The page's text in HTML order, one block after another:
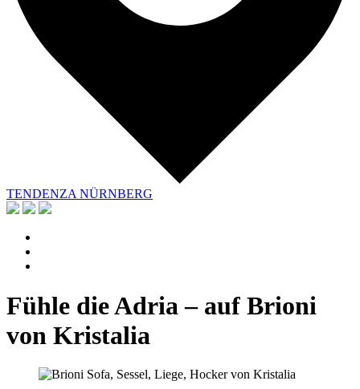
TENDENZA NÜRNBERG
Fühle die Adria – auf Brioni
von Kristalia